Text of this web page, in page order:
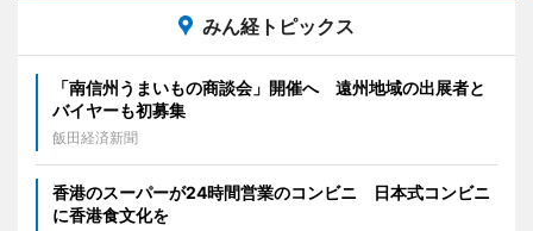
みん経トピックス
「南信州うまいもの商談会」開催へ 遠州地域の出展者と
バイヤーも初募集
飯田経済新聞
香港のスーパーが24時間営業のコンビニ 日本式コンビニ
に香港食文化を